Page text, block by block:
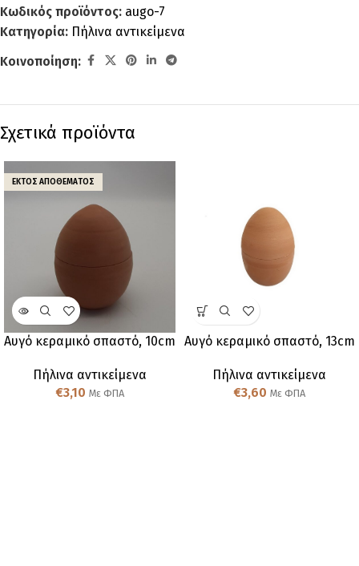
Κωδικός προϊόντος: augo-7
Κατηγορία: Πήλινα αντικείμενα
Κοινοποίηση:
Σχετικά προϊόντα
ΕΚΤΌΣ ΑΠΟΘΈΜΑΤΟΣ
Αυγό κεραμικό σπαστό, 10cm
Πήλινα αντικείμενα
€3,10 Με ΦΠΑ
Αυγό κεραμικό σπαστό, 13cm
Πήλινα αντικείμενα
€3,60 Με ΦΠΑ